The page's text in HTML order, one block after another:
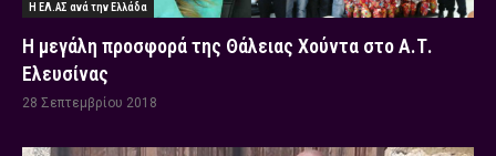
Η ΕΛ.ΑΣ ανά την Ελλάδα
Η μεγάλη προσφορά της Θάλειας Χούντα στο Α.Τ.
Ελευσίνας
28 Σεπτεμβρίου 2018